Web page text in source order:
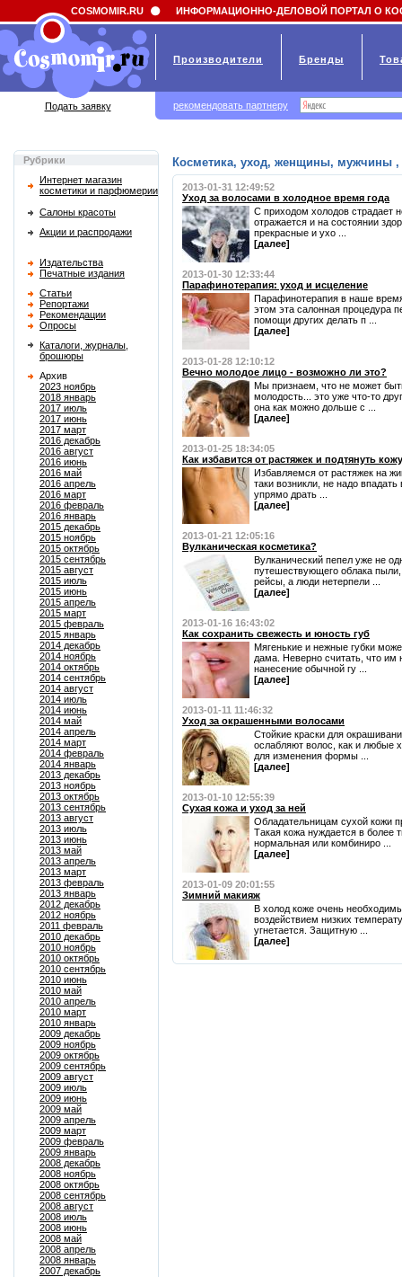
Field 'news_title' doesn't have a default value
Рубрики
Интернет магазин
косметики и парфюмерии
Салоны красоты
Акции и распродажи
Издательства
Печатные издания
Статьи
Репортажи
Рекомендации
Опросы
Каталоги, журналы,
брошюры
Архив
2023 ноябрь
2018 январь
2017 июль
2017 июнь
2017 март
2016 декабрь
2016 август
2016 июнь
2016 май
2016 апрель
2016 март
2016 февраль
2016 январь
2015 декабрь
2015 ноябрь
2015 октябрь
2015 сентябрь
2015 август
2015 июль
2015 июнь
2015 апрель
2015 март
2015 февраль
2015 январь
2014 декабрь
2014 ноябрь
2014 октябрь
2014 сентябрь
2014 август
2014 июль
2014 июнь
2014 май
2014 апрель
2014 март
2014 февраль
2014 январь
2013 декабрь
2013 ноябрь
2013 октябрь
2013 сентябрь
2013 август
2013 июль
2013 июнь
2013 май
2013 апрель
2013 март
2013 февраль
2013 январь
2012 декабрь
2012 ноябрь
2011 февраль
2010 декабрь
2010 ноябрь
2010 октябрь
2010 сентябрь
2010 июнь
2010 май
2010 апрель
2010 март
2010 январь
2009 декабрь
2009 ноябрь
2009 октябрь
2009 сентябрь
2009 август
2009 июль
2009 июнь
2009 май
2009 апрель
2009 март
2009 февраль
2009 январь
2008 декабрь
2008 ноябрь
2008 октябрь
2008 сентябрь
2008 август
2008 июль
2008 июнь
2008 май
2008 апрель
2008 январь
2007 декабрь
Косметика, уход, женщины, мужчины ,
2013-01-31 12:49:52
Уход за волосами в холодное время года
С приходом холодов страдает
отражается и на состоянии
прекрасные и ухо ...
[далее]
2013-01-30 12:33:44
Парафинотерапия: уход и исцеление
Парафинотерапия в наше
этом эта салонная процедура
помощи других делать п ...
[далее]
2013-01-28 12:10:12
Вечно молодое лицо - возможно ли это?
Мы признаем, что не может
молодость... это уже что-то
она как можно дольше с ...
[далее]
2013-01-25 18:34:05
Как избавится от растяжек и подтянуть
Избавляемся от растяжек на
таки возникли, не надо
упрямо драть ...
[далее]
2013-01-21 12:05:16
Вулканическая косметика?
Вулканический пепел уже не
путешествующего облака
рейсы, а люди нетерпели ...
[далее]
2013-01-16 16:43:02
Как сохранить свежесть и юность губ
Мягенькие и нежные губки
дама. Неверно считать, что им
нанесение обычной гу ...
[далее]
2013-01-11 11:46:32
Уход за окрашенными волосами
Стойкие краски для
ослабляют волос, как и любые
для изменения формы ...
[далее]
2013-01-10 12:55:39
Сухая кожа и уход за ней
Обладательницам сухой кожи
Такая кожа нуждается в более
нормальная или комбиниро ...
[далее]
2013-01-09 20:01:55
Зимний макияж
В холод коже очень
воздействием низких
угнетается. Защитную ...
[далее]
COSMOMIR.RU ИНФОРМАЦИОННО-ДЕЛОВОЙ ПОРТАЛ О
Производители Бренды
Подать заявку рекомендовать партнеру